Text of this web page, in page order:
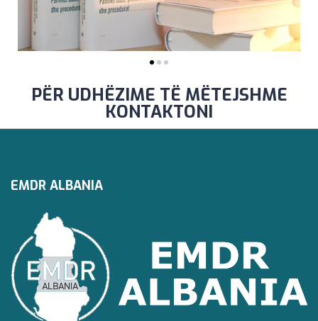
PËR UDHËZIME TË MËTEJSHME
KONTAKTONI
EMDR ALBANIA